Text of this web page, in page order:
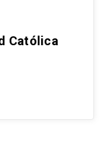
Católica